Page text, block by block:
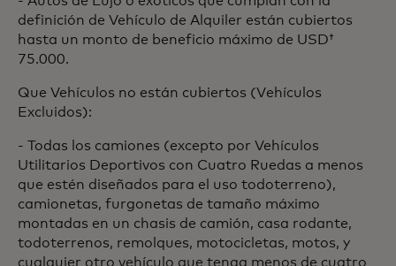
definición de Vehículo de Alquiler están cubiertos
hasta un monto de beneficio máximo de USD†
75.000.
Que Vehículos no están cubiertos (Vehículos
Excluidos):
- Todas los camiones (excepto por Vehículos
Utilitarios Deportivos con Cuatro Ruedas a menos
que estén diseñados para el uso todoterreno),
camionetas, furgonetas de tamaño máximo
montadas en un chasis de camión, casa rodante,
todoterrenos, remolques, motocicletas, motos, y
cualquier otro vehículo que tenga menos de cuatro